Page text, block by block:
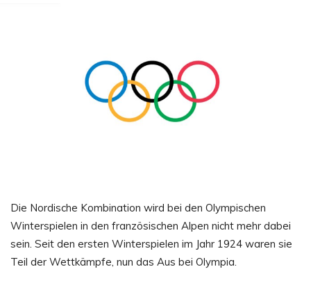
Die Nordische Kombination wird bei den Olympischen
Winterspielen in den französischen Alpen nicht mehr dabei
sein. Seit den ersten Winterspielen im Jahr 1924 waren sie
Teil der Wettkämpfe, nun das Aus bei Olympia.